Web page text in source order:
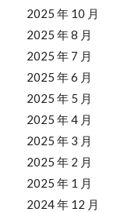
2025 年 10 月
2025 年 8 月
2025 年 7 月
2025 年 6 月
2025 年 5 月
2025 年 4 月
2025 年 3 月
2025 年 2 月
2025 年 1 月
2024 年 12 月